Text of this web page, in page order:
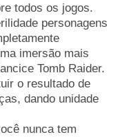
todos os jogos.
personagens
imersão mais
Tomb Raider.
o resultado de
dando unidade
nunca tem